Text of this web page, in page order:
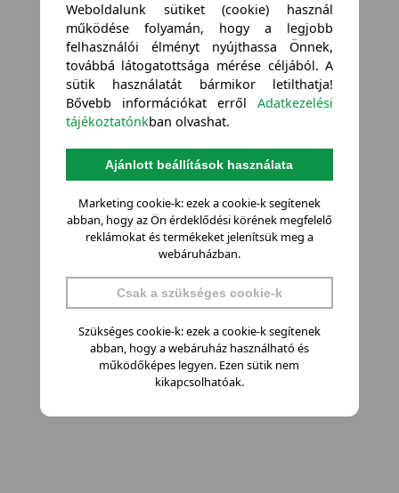
Weboldalunk sütiket (cookie) használ
működése folyamán, hogy a legjobb
felhasználói élményt nyújthassa Önnek,
továbbá látogatottsága mérése céljából. A
sütik használatát bármikor letilthatja!
Bővebb információkat errőlAdatkezelési
tájékoztatónkban olvashat.
Ajánlott beállítások használata
Marketing cookie-k: ezek a cookie-k segítenek
abban, hogy az Ön érdeklődési körének megfelelő
reklámokat és termékeket jelenítsük meg a
webáruházban.
Csak a szükséges cookie-k
Szükséges cookie-k: ezek a cookie-k segítenek
abban, hogy a webáruház használható és
működőképes legyen. Ezen sütik nem
kikapcsolhatóak.